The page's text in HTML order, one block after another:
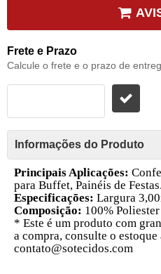
Frete e Prazo
Calcule o frete e o prazo de
Informações do Produto
Principais Aplicações:
para Buffet, Painéis de Festas.
Especificações: Largura
Composição: 100% Poliester
* Este é um produto com
a compra, consulte o
contato@sotecidos.com